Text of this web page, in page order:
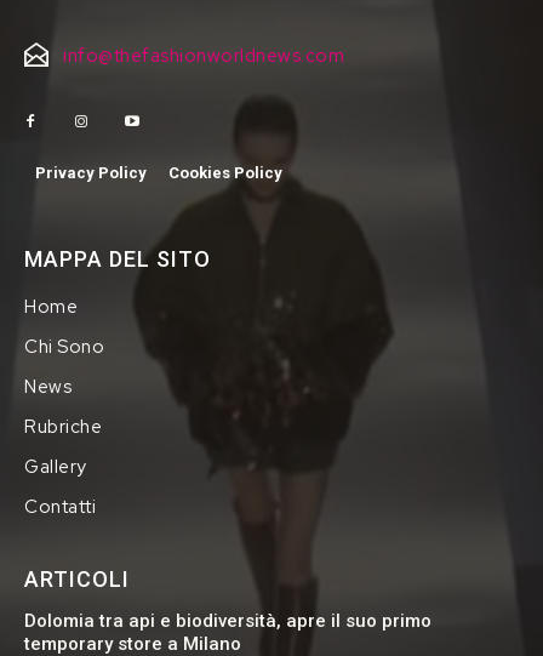
info@thefashionworldnews.com
Privacy Policy Cookies Policy
MAPPA DEL SITO
Home
Chi Sono
News
Rubriche
Gallery
Contatti
ARTICOLI
Dolomia tra api e biodiversità, apre il suo primo
temporary store a Milano